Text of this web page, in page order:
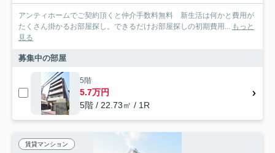
アンティホームでご契約頂くと仲介手数料無料 新生活は何かと費用が
たくさん掛かるお部屋探し。できるだけお部屋探しの初期費用...
もっと
見る
募集中の部屋
5階
5.7万円
5階 / 22.73㎡ / 1R
賃貸マンション